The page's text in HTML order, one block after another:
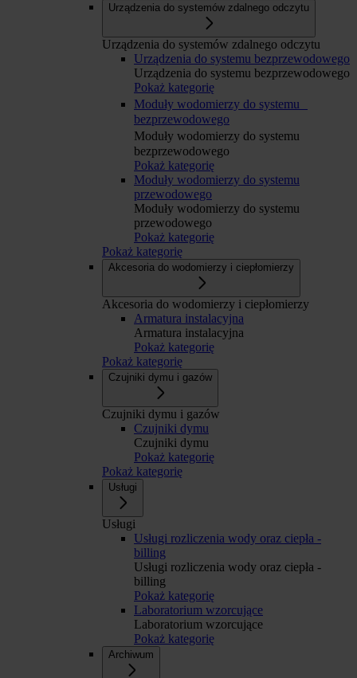
Urządzenia do systemów zdalnego odczytu
Urządzenia do systemów zdalnego odczytu
Urządzenia do systemu bezprzewodowego
Urządzenia do systemu bezprzewodowego
Pokaż kategorię
Moduły wodomierzy do systemu
bezprzewodowego
Moduły wodomierzy do systemu
bezprzewodowego
Pokaż kategorię
Moduły wodomierzy do systemu
przewodowego
Moduły wodomierzy do systemu
przewodowego
Pokaż kategorię
Pokaż kategorię
Akcesoria do wodomierzy i ciepłomierzy
Akcesoria do wodomierzy i ciepłomierzy
Armatura instalacyjna
Armatura instalacyjna
Pokaż kategorię
Pokaż kategorię
Czujniki dymu i gazów
Czujniki dymu i gazów
Czujniki dymu
Czujniki dymu
Pokaż kategorię
Pokaż kategorię
Usługi
Usługi
Usługi rozliczenia wody oraz ciepła -
billing
Usługi rozliczenia wody oraz ciepła -
billing
Pokaż kategorię
Laboratorium wzorcujące
Laboratorium wzorcujące
Pokaż kategorię
Archiwum